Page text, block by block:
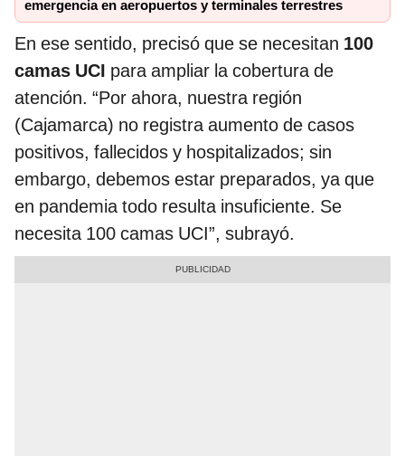
emergencia en aeropuertos y terminales terrestres
En ese sentido, precisó que se necesitan 100
camas UCI para ampliar la cobertura de
atención. “Por ahora, nuestra región
(Cajamarca) no registra aumento de casos
positivos, fallecidos y hospitalizados; sin
embargo, debemos estar preparados, ya que
en pandemia todo resulta insuficiente. Se
necesita 100 camas UCI”, subrayó.